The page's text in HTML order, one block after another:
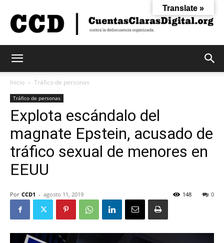
Claras
Digital
Inicio Tráfico de personas
Tráfico de personas
Explota escándalo del
magnate Epstein, acusado de
tráfico sexual de menores en
EEUU
Por CCD1 - agosto 11, 2019 0
148
Translate »